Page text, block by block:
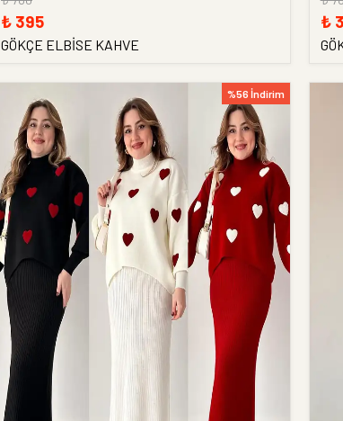
₺ 395
GÖKÇE ELBİSE KAHVE
₺
%56 İndirim